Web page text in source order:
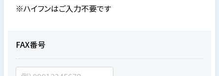
※ハイフンはご入力不要です
FAX番号